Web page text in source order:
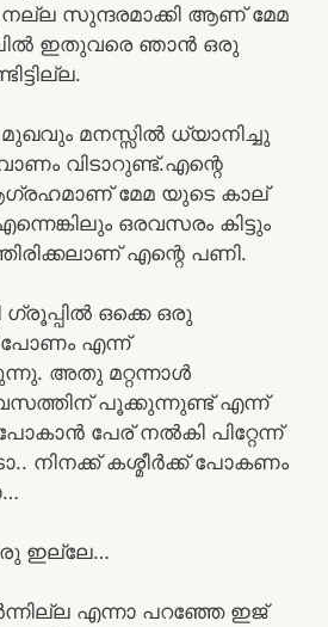
സുന്ദരമാക്കി ആണ് മേമ
ഇതുവരെ ഞാൻ ഒരു
മനസ്സിൽ ധ്യാനിച്ചു
വിടാറുണ്ട്.എന്റെ
മേമ യുടെ കാല്
ഒരവസരം കിട്ടും
എന്റെ പണി.
ഒക്കെ ഒരു
പോണം എന്ന്
അതു മറ്റന്നാൾ
പൂക്കുന്നുണ്ട് എന്ന്
പേര് നൽകി പിറ്റേന്ന്
നിനക്ക് കശ്മീർക്ക് പോകണം
ഇല്ലേ…
എന്നാ പറഞ്ഞേ ഇജ്